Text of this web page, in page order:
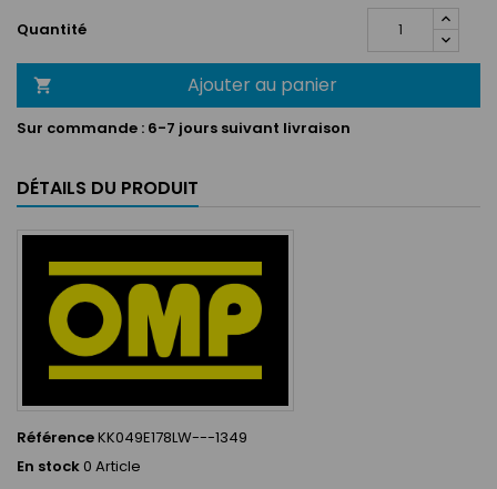
Quantité
 Ajouter au panier
Sur commande : 6-7 jours suivant livraison
DÉTAILS DU PRODUIT
RéférenceKK049E178LW---1349
En stock0 Article